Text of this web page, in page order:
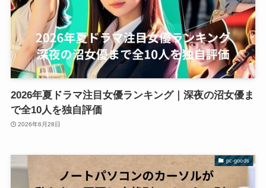
2026年夏ドラマ注目女優ランキング｜深夜の沼女優ま
で全10人を独自評価
2026年6月28日
pc-goods